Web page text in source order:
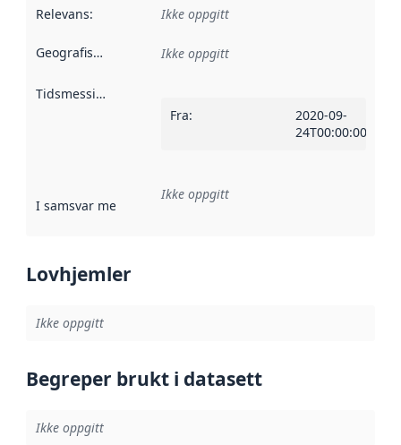
Relevans: Ikke oppgitt
Geografisk avgrensning :
Ikke oppgitt
Tidsmessig avgrensning
Fra:
2020-09-
24T00:00:00Z
I samsvar med Referanse til en implementasjonsregel
Ikke oppgitt
Lovhjemler
Ikke oppgitt
Begreper brukt i datasett
Ikke oppgitt